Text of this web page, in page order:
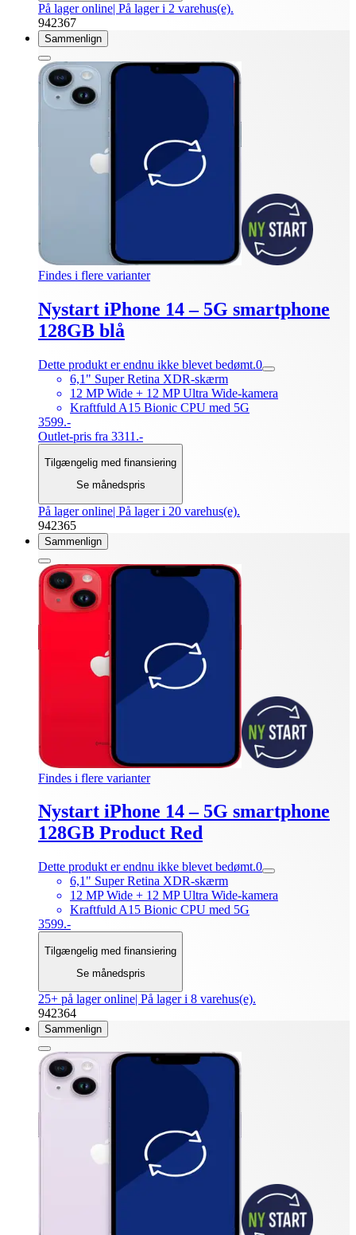
På lager online| På lager i 2 varehus(e).
942367
Sammenlign
Findes i flere varianter
Nystart iPhone 14 – 5G smartphone
128GB blå
Dette produkt er endnu ikke blevet bedømt.0
6,1" Super Retina XDR-skærm
12 MP Wide + 12 MP Ultra Wide-kamera
Kraftfuld A15 Bionic CPU med 5G
3599.-
Outlet-pris fra 3311.-
Tilgængelig med finansiering
Se månedspris
På lager online| På lager i 20 varehus(e).
942365
Sammenlign
Findes i flere varianter
Nystart iPhone 14 – 5G smartphone
128GB Product Red
Dette produkt er endnu ikke blevet bedømt.0
6,1" Super Retina XDR-skærm
12 MP Wide + 12 MP Ultra Wide-kamera
Kraftfuld A15 Bionic CPU med 5G
3599.-
Tilgængelig med finansiering
Se månedspris
25+ på lager online| På lager i 8 varehus(e).
942364
Sammenlign